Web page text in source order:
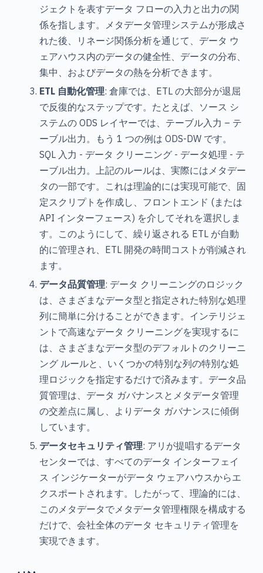
ジェクトを表すデータ フローの入力と出力の関
係を指します。メタデータ管理システムが形成さ
れた後、リネージ関係分析を通じて、データ ウ
ェアハウス内のデータの健全性、データの分布、
集中、およびデータの熱を分析できます。
ETL 自動化管理: 倉庫では、ETL の大部分が退屈
で反復的なステップです。たとえば、ソース シ
ステムの ODS レイヤーでは、テーブル入力 – テ
ーブル出力。もう 1 つの例は ODS-DW です。
SQL 入力 - データ クリーニング - データ処理 - テ
ーブル出力。上記のルールは、実際にはメタデー
タの一部です。これは理論的には実現可能で、固
定スクリプトを作成し、フロントエンド (または
API インターフェース) を介してそれを選択しま
す。このようにして、繰り返される ETL が自動
的に管理され、ETL 開発の時間コストが削減され
ます。
データ品質管理: データ クリーニングのロジック
は、さまざまなデータ型と指定された特別な処理
列に簡単に分けることができます。インテリジェ
ントで高速なデータ クリーニングを実現するに
は、さまざまなデータ型のデフォルトのクリーニ
ング ルールと、いくつかの特別な列の特別な処
理ロジックを指定するだけで済みます。データ品
質管理は、データ ガバナンスとメタデータ管理
の交差点に属し、よりデータ ガバナンスに傾倒
しています。
データセキュリティ管理: アリが提唱するデータ
センターでは、すべてのデータ インターフェイ
ス インジケーターがデータ ウェアハウスからエ
クスポートされます。したがって、理論的には、
このメタデータでメタデータ管理権限を構成する
だけで、会社全体のデータ セキュリティ管理を
実現できます。